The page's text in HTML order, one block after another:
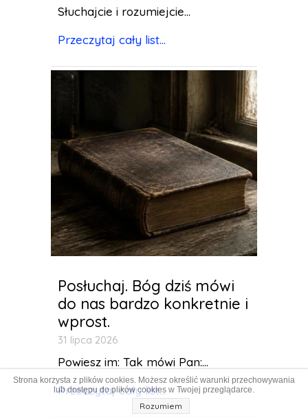
Słuchajcie i rozumiejcie...
Przeczytaj cały list...
Posłuchaj. Bóg dziś mówi
do nas bardzo konkretnie i
wprost.
31 lipca 2026
Powiesz im: Tak mówi Pan:...
Przeczytaj cały list...
Strona korzysta z plików cookies. Możesz określić warunki przechowywania
lub dostępu do plików cookies w Twojej przeglądarce.
Rozumiem